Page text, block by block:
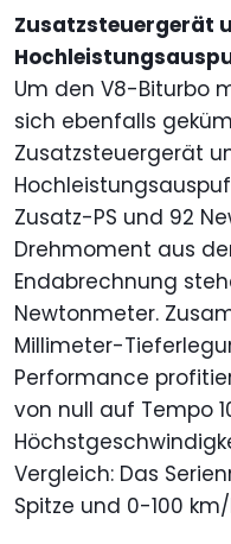
Zusatzsteuergerät
Um den V8-Biturbo
sich ebenfalls
Zusatzsteuergerät
Zusatz-PS und 92
Drehmoment aus
Endabrechnung
Newtonmeter.
Millimeter-
Performance
von null auf Tempo
Vergleich: Das
Spitze und 0-100